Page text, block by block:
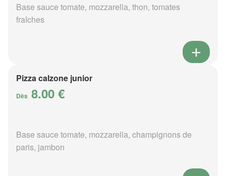
Base sauce tomate, mozzarella, thon, tomates
fraîches
Pizza calzone junior
Dès 8.00 €
Base sauce tomate, mozzarella, champignons de
paris, jambon